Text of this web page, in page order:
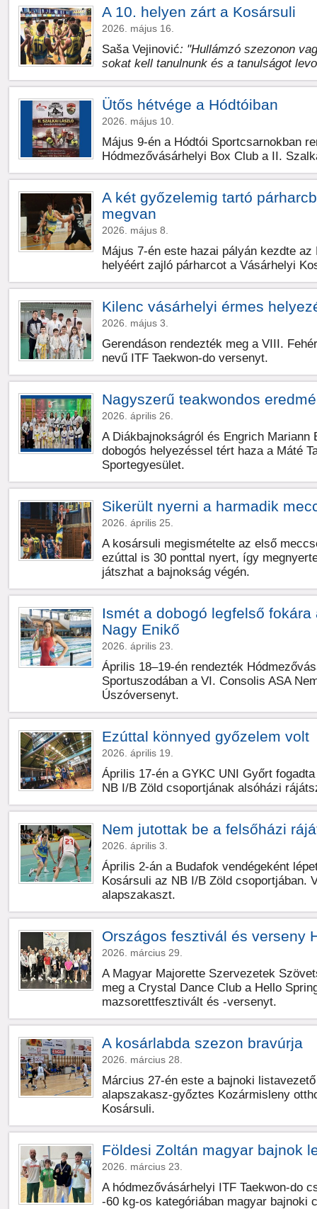
A 10. helyen zárt a Kosársuli
2026. május 16.
Saša Vejinović: "Hullámzó szezonon
sokat kell tanulnunk és a tanulságot
Ütős hétvége a Hódtóiban
2026. május 10.
Május 9-én a Hódtói Sportcsarnokban
Hódmezővásárhelyi Box Club a II.
A két győzelemig tartó
megvan
2026. május 8.
Május 7-én este hazai pályán kezdte
helyéért zajló párharcot a Vásárhelyi
Kilenc vásárhelyi érmes
2026. május 3.
Gerendáson rendezték meg a VIII.
nevű ITF Taekwon-do versenyt.
Nagyszerű teakwondos
2026. április 26.
A Diákbajnokságról és Engrich Mariann
dobogós helyezéssel tért haza a Máté
Sportegyesület.
Sikerült nyerni a harmadik
2026. április 25.
A kosársuli megismételte az első
ezúttal is 30 ponttal nyert, így
játszhat a bajnokság végén.
Ismét a dobogó legfelső
Nagy Enikő
2026. április 23.
Április 18–19-én rendezték
Sportuszodában a VI. Consolis ASA
Úszóversenyt.
Ezúttal könnyed győzelem volt
2026. április 19.
Április 17-én a GYKC UNI Győrt
NB I/B Zöld csoportjának alsóházi
Nem jutottak be a felsőházi
2026. április 3.
Április 2-án a Budafok vendégeként
Kosársuli az NB I/B Zöld csoportjában.
alapszakaszt.
Országos fesztivál és verseny
2026. március 29.
A Magyar Majorette Szervezetek
meg a Crystal Dance Club a Hello
mazsorettfesztivált és -versenyt.
A kosárlabda szezon bravúrja
2026. március 28.
Március 27-én este a bajnoki
alapszakasz-győztes Kozármisleny
Kosársuli.
Földesi Zoltán magyar bajnok
2026. március 23.
A hódmezővásárhelyi ITF Taekwon-do
-60 kg-os kategóriában magyar bajnoki